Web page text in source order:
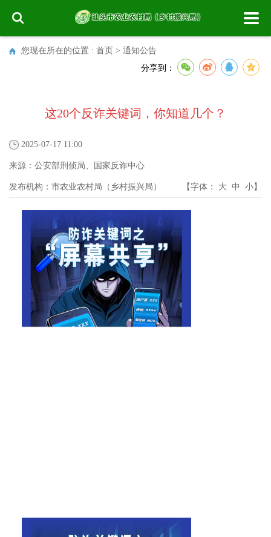
您现在所在的位置 : 首页 > 通知公告
分享到：
这20个反诈关键词，你知道几个？
2025-07-17 11:00
来源： 公安部刑侦局、国家反诈中心
发布机构： 市农业农村局（乡村振兴局） 【字体： 大 中 小】